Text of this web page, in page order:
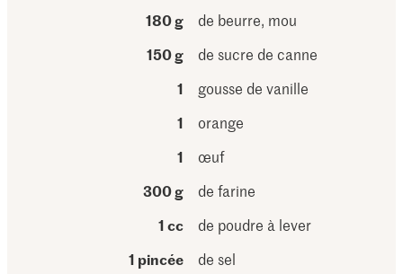
180 g
de beurre, mou
150 g
de sucre de canne
1
gousse de vanille
1
orange
1
œuf
300 g
de farine
1 cc
de poudre à lever
1 pincée
de sel